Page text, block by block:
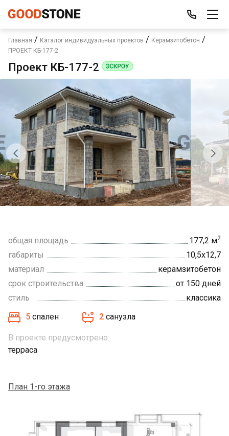
Главная / Каталог индивидуальных проектов / Керамзитобетон /
ПРОЕКТ КБ-177-2
Проект КБ-177-2
общая площадь 177,2 м2
габариты
10,5х12,7
материал
керамзитобетон
срок строительства
от 150 дней
стиль
классика
5 спален 2 санузла
В проекте предусмотрено:
терраса
План 1-го этажа